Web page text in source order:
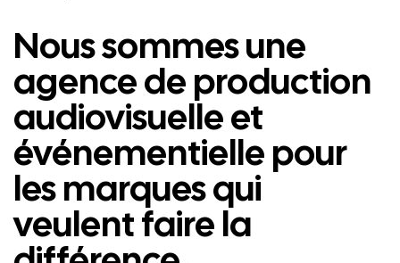
Nous sommes une
agence de production
audiovisuelle et
événementielle pour
les marques qui
veulent faire la